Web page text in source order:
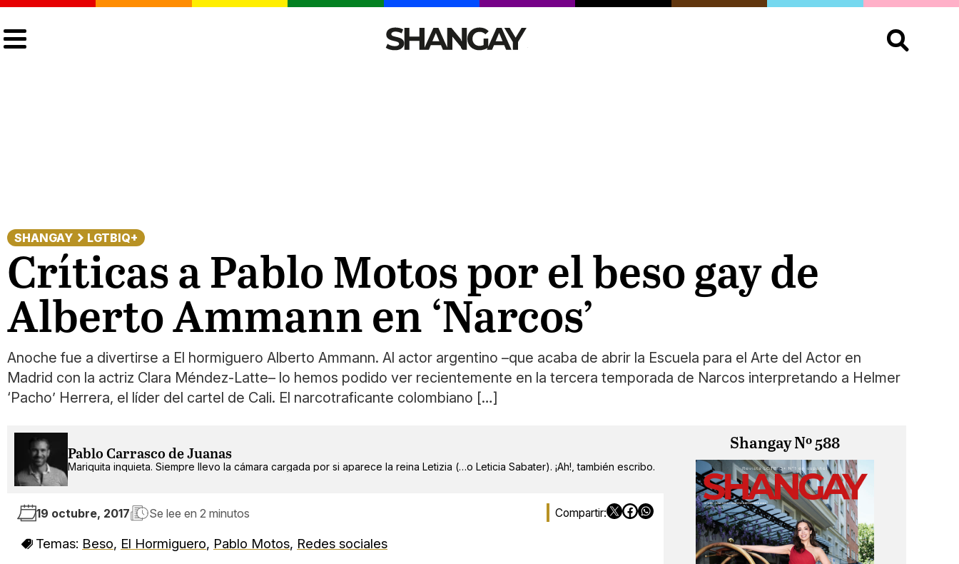
Buscar:
SHANGAY LGTBIQ+
Críticas a Pablo Motos por el beso gay de
Alberto Ammann en ‘Narcos’
Anoche fue a divertirse a El hormiguero Alberto Ammann. Al actor argentino –que acaba de abrir la Escuela para el Arte del Actor en
Madrid con la actriz Clara Méndez-Latte– lo hemos podido ver recientemente en la tercera temporada de Narcos interpretando a Helmer
‘Pacho’ Herrera, el líder del cartel de Cali. El narcotraficante colombiano […]
Pablo Carrasco de Juanas
Mariquita inquieta. Siempre llevo la cámara cargada por si aparece la reina Letizia (…o Leticia Sabater). ¡Ah!, también escribo.
19 octubre, 2017 Se lee en 2 minutos
Temas: Beso, El Hormiguero, Pablo Motos, Redes sociales
Shangay Nº 588